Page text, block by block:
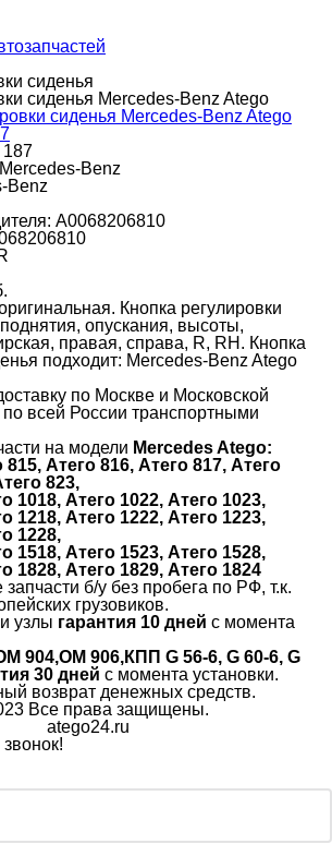
сиденья
сиденья Mercedes-Benz Atego
187
Mercedes-Benz
Benz
A0068206810
Кнопка регулировки
опускания, высоты,
правая, справа, R, RH. Кнопка
подходит: Mercedes-Benz Atego
по Москве и Московской
по всей России транспортными
на модели Mercedes Atego:
815, Атего 816, Атего 817, Атего
823,
1018, Атего 1022, Атего 1023,
1218, Атего 1222, Атего 1223,
1228,
1518, Атего 1523, Атего 1528,
1828, Атего 1829, Атего 1824
б/у без пробега по РФ, т.к.
грузовиков.
узлы гарантия 10 дней с момента
904,ОМ 906,КПП G 56-6, G 60-6, G
30 дней с момента установки.
возврат денежных средств.
Все права защищены.
atego24.ru